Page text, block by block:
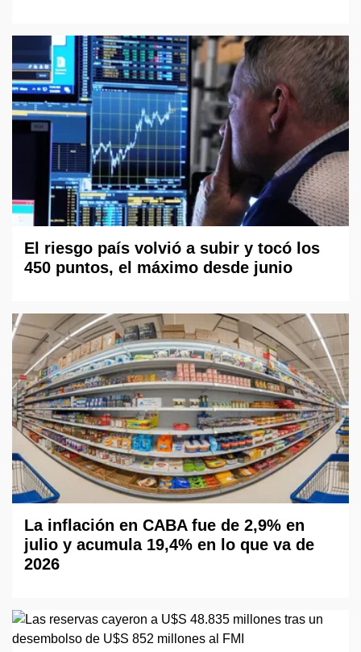
El riesgo país volvió a subir y tocó los
450 puntos, el máximo desde junio
La inflación en CABA fue de 2,9% en
julio y acumula 19,4% en lo que va de
2026